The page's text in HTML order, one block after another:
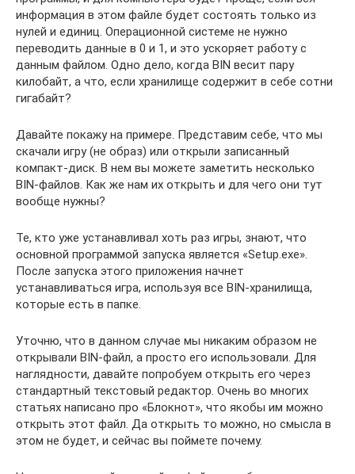
информация в этом файле будет состоять только из
нулей и единиц. Операционной системе не нужно
переводить данные в 0 и 1, и это ускоряет работу с
данным файлом. Одно дело, когда BIN весит пару
килобайт, а что, если хранилище содержит в себе сотни
гигабайт?
Давайте покажу на примере. Представим себе, что мы
скачали игру (не образ) или открыли записанный
компакт-диск. В нем вы можете заметить несколько
BIN-файлов. Как же нам их открыть и для чего они тут
вообще нужны?
Те, кто уже устанавливал хоть раз игры, знают, что
основной программой запуска является «Setup.exe».
После запуска этого приложения начнет
устанавливаться игра, используя все BIN-хранилища,
которые есть в папке.
Уточню, что в данном случае мы никаким образом не
открывали BIN-файл, а просто его использовали. Для
наглядности, давайте попробуем открыть его через
стандартный текстовый редактор. Очень во многих
статьях написано про «Блокнот», что якобы им можно
открыть этот файл. Да открыть то можно, но смысла в
этом не будет, и сейчас вы поймете почему.